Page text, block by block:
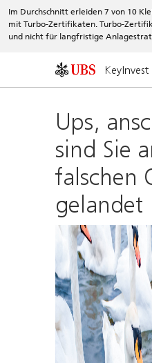
Im Durchschnitt erleiden 7 von 10
mit Turbo-Zertifikaten. Turbo-
und nicht für langfristige
KeyInvest
Ups,
sind Sie
falschen
gelandet